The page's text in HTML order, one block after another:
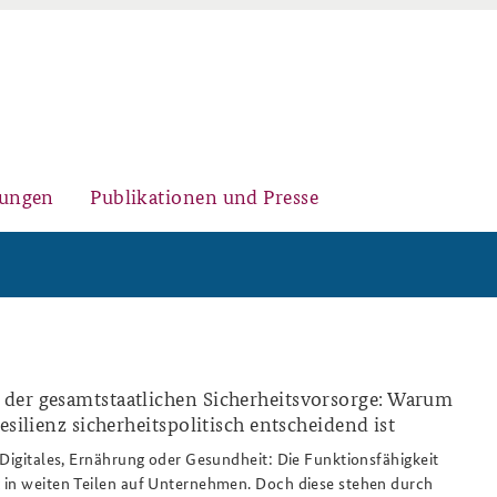
Sicherheitspolitische
Nachwuchsarbeit
Fachseminar Desinformation und
Sicherheitspolitik
Publikationen und Presse
Newsletter-Archiv
gesamtstaatlichen Sicherheitsvorsorge: Warum
sicherheitspolitisch entscheidend ist
Ernährung oder Gesundheit: Die Funktionsfähigkeit
weiten Teilen auf Unternehmen. Doch diese stehen durch